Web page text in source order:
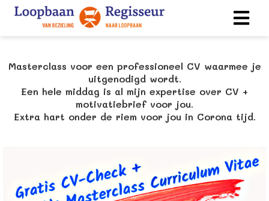
Masterclass voor een professioneel CV waarmee je
uitgenodigd wordt.
Een hele middag is al mijn expertise over CV +
motivatiebrief voor jou.
Extra hart onder de riem voor jou in Corona tijd.
om